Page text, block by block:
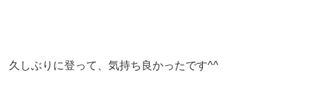
久しぶりに登って、気持ち良かったです^^